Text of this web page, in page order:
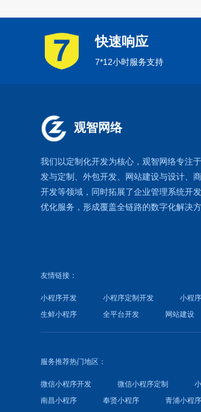
快速响应
7*12小时服务支持
观智网络
我们以定制化开发为核心，观智网络专注
发与定制、外包开发、 网站建设与设计、
开发等领域，同时拓展了企业管理系统开
优化服务，形成覆盖全链路的数字化解决方
友情链接：
小程序开发 小程序定制开发 小程
生鲜小程序
全平台开发 网站建设
服务推荐热门地区：
微信小程序开发 微信小程序定制
南昌小程序
奉贤小程序 青浦小程序